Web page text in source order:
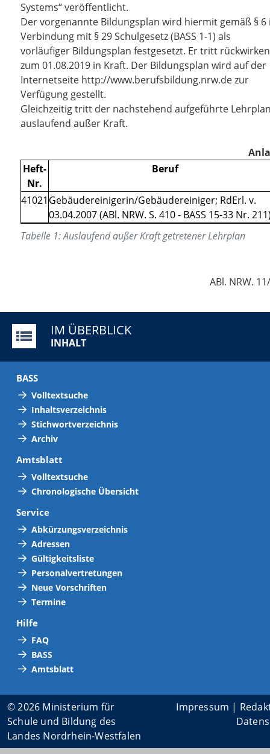
Systems“ veröffentlicht.
Der vorgenannte Bildungsplan wird hiermit gemäß § 6
Verbindung mit § 29 Schulgesetz (BASS 1-1) als
vorläufiger Bildungsplan festgesetzt. Er tritt
zum 01.08.2019 in Kraft. Der Bildungsplan wird auf der
Internetseite http://www.berufsbildung.nrw.de zur
Verfügung gestellt.
Gleichzeitig tritt der nachstehend aufgeführte
auslaufend außer Kraft.
Heft-
Nr.
Beruf
41021 Gebäudereinigerin/Gebäudereiniger; RdErl. v.
03.04.2007 (ABl. NRW. S. 410 - BASS 15-33 Nr.
Tabelle 1:Auslaufend außer Kraft getretener Lehrplan
ABl. NRW.
IM ÜBERBLICK
INHALT
BASS
Volltextsuche
Inhaltsverzeichnis
Stichwortverzeichnis
Archiv
Amtsblatt
Volltextsuche
Chronologische Übersicht
Service
Abkürzungsverzeichnis
Adressen
Gültigkeitsliste
Personalvertretungen
Neue Vorschriften
Termine
Hilfe
FAQ
BASS
Amtsblatt
© 2026 Ministerium für
Schule und Bildung des
Landes Nordrhein-Westfalen
Impressum |